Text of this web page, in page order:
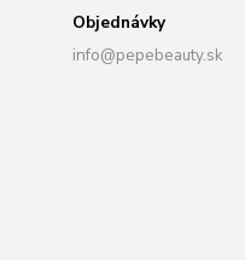
Objednávky
info@pepebeauty.sk